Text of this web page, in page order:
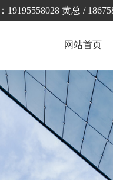
黄总 /
网站首页